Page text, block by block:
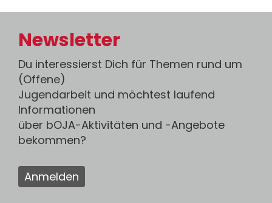
Newsletter
Du interessierst Dich für Themen rund um
(Offene)
Jugendarbeit und möchtest laufend
Informationen
über bOJA-Aktivitäten und -Angebote
bekommen?
Anmelden